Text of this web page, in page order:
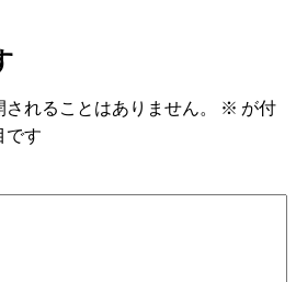
れることはありません。 ※ が付
です